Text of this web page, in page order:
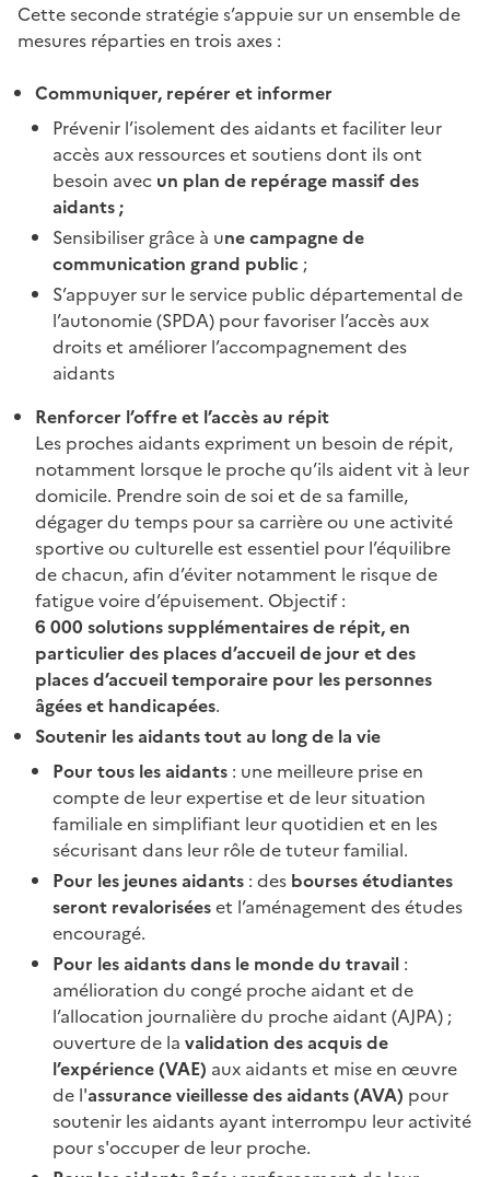
Cette seconde stratégie s’appuie sur un ensemble de
mesures réparties en trois axes :
Communiquer, repérer et informer
Prévenir l’isolement des aidants et faciliter leur
accès aux ressources et soutiens dont ils ont
besoin avec un plan de repérage massif des
aidants ;
Sensibiliser grâce à une campagne de
communication grand public ;
S’appuyer sur le service public départemental de
l’autonomie (SPDA) pour favoriser l’accès aux
droits et améliorer l’accompagnement des
aidants
Renforcer l’offre et l’accès au répit
Les proches aidants expriment un besoin de répit,
notamment lorsque le proche qu’ils aident vit à leur
domicile. Prendre soin de soi et de sa famille,
dégager du temps pour sa carrière ou une activité
sportive ou culturelle est essentiel pour l’équilibre
de chacun, afin d’éviter notamment le risque de
fatigue voire d’épuisement. Objectif :
6 000 solutions supplémentaires de répit, en
particulier des places d’accueil de jour et des
places d’accueil temporaire pour les personnes
âgées et handicapées.
Soutenir les aidants tout au long de la vie
Pour tous les aidants : une meilleure prise en
compte de leur expertise et de leur situation
familiale en simplifiant leur quotidien et en les
sécurisant dans leur rôle de tuteur familial.
Pour les jeunes aidants : des bourses étudiantes
seront revaloriséeset l’aménagement des études
encouragé.
Pour les aidants dans le monde du travail :
amélioration du congé proche aidant et de
l’allocation journalière du proche aidant (AJPA) ;
ouverture de la validation des acquis de
l’expérience (VAE) aux aidants et mise en œuvre
de l'assurance vieillesse des aidants (AVA) pour
soutenir les aidants ayant interrompu leur activité
pour s'occuper de leur proche.